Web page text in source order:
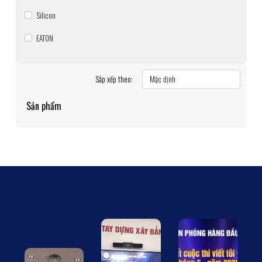
Silicon
EATON
Sản phẩm
Sắp xếp theo: